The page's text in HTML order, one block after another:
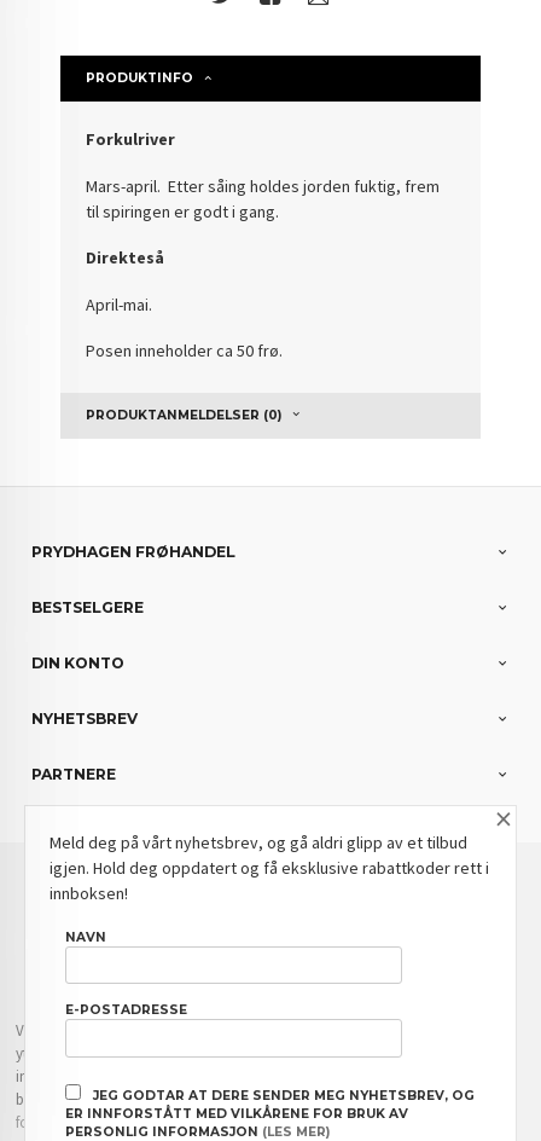
PRODUKTINFO
Forkulriver
Mars-april. Etter såing holdes jorden fuktig, frem
til spiringen er godt i gang.
Direkteså
April-mai.
Posen inneholder ca 50 frø.
PRODUKTANMELDELSER (0)
PRYDHAGEN FRØHANDEL
BESTSELGERE
DIN KONTO
NYHETSBREV
PARTNERE
Norwegian
FRAKT
Vår nettbutikk bruker cookies slik at du får en bedre kjøpsopplevelse og vi kan
yte deg bedre service. Vi bruker cookies hovedsaklig til å lagre
innloggingsdetaljer og huske hva du har puttet i handlekurven din. Fortsett å
bruke siden som normalt om du godtar dette.Les merellerendre innstillinger
for cookies.
×
Meld deg på vårt nyhetsbrev, og gå aldri glipp av et tilbud
igjen. Hold deg oppdatert og få eksklusive rabattkoder rett i
innboksen!
NAVN
E-POSTADRESSE
JEG GODTAR AT DERE SENDER MEG NYHETSBREV, OG
ER INNFORSTÅTT MED VILKÅRENE FOR BRUK AV
PERSONLIG INFORMASJON (LES MER)